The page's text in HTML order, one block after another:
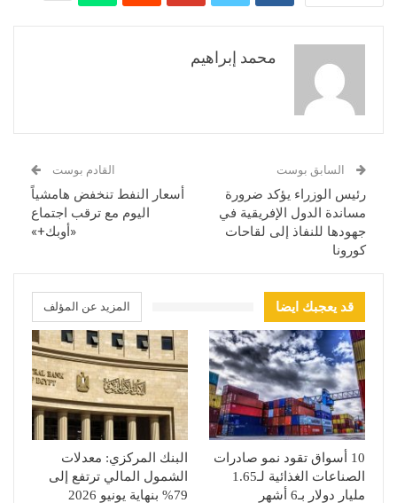
محمد إبراهيم
السابق بوست
رئيس الوزراء يؤكد ضرورة
مساندة الدول الإفريقية في
جهودها للنفاذ إلى لقاحات
كورونا
القادم بوست
أسعار النفط تنخفض هامشياً
اليوم مع ترقب اجتماع
«أوبك+»
قد يعجبك ايضا المزيد عن المؤلف
10 أسواق تقود نمو صادرات
الصناعات الغذائية لـ1.65
مليار دولار بـ6 أشهر
البنك المركزي: معدلات
الشمول المالي ترتفع إلى
79% بنهاية يونيو 2026